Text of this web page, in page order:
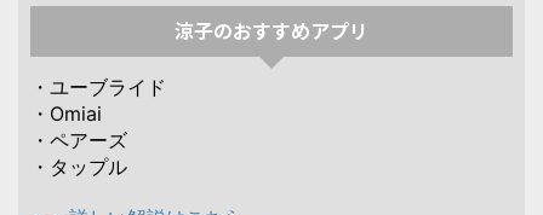
涼子のおすすめアプリ
・ユーブライド
・Omiai
・ペアーズ
・タップル